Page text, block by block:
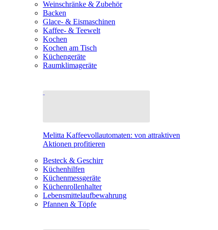
Weinschränke & Zubehör
Backen
Glace- & Eismaschinen
Kaffee- & Teewelt
Kochen
Kochen am Tisch
Küchengeräte
Raumklimageräte
Melitta Kaffeevollautomaten: von attraktiven
Aktionen profitieren
Besteck & Geschirr
Küchenhilfen
Küchenmessgeräte
Küchenrollenhalter
Lebensmittelaufbewahrung
Pfannen & Töpfe